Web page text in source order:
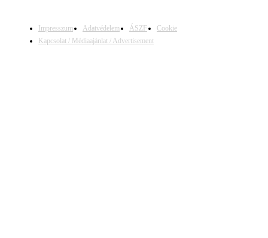
Impresszum Adatvédelem ÁSZF
Cookie
Kapcsolat / Médiaajánlat / Advertisement